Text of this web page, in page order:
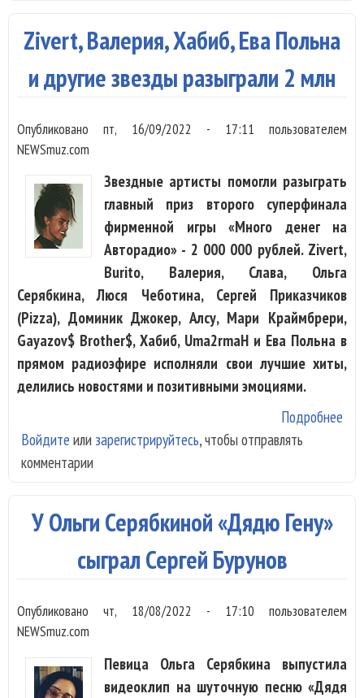
Zivert, Валерия, Хабиб, Ева Польна
и другие звезды разыграли 2 млн
Опубликованопт, 16/09/2022 - 17:11 пользователем
NEWSmuz.com
Звездные артисты помогли разыграть
главный приз второго суперфинала
фирменной игры «Много денег на
Авторадио» - 2 000 000 рублей. Zivert,
Burito, Валерия, Слава, Ольга
Серябкина, Люся Чеботина, Сергей Приказчиков
(Pizza), Доминик Джокер, Алсу, Мари Краймбрери,
Gayazov$ Brother$, Хабиб, Uma2rmaH и Ева Польна в
прямом радиоэфире исполняли свои лучшие хиты,
делились новостями и позитивными эмоциями.
Подробнее
Войдите или зарегистрируйтесь, чтобы отправлять
комментарии
У Ольги Серябкиной «Дядю Гену»
сыграл Сергей Бурунов
Опубликованочт, 18/08/2022 - 17:10 пользователем
NEWSmuz.com
Певица Ольга Серябкина выпустила
видеоклип на шуточную песню «Дядя